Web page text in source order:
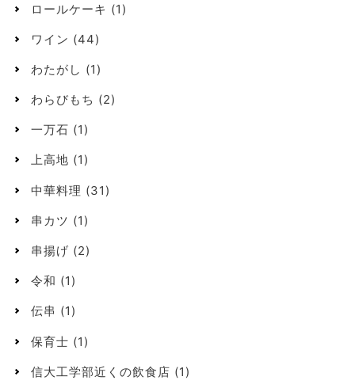
ロールケーキ (1)
ワイン (44)
わたがし (1)
わらびもち (2)
一万石 (1)
上高地 (1)
中華料理 (31)
串カツ (1)
串揚げ (2)
令和 (1)
伝串 (1)
保育士 (1)
信大工学部近くの飲食店 (1)